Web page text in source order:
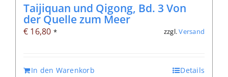
Taijiquan und Qigong, Bd. 3 Von
der Quelle zum Meer
€ 16,80 * zzgl.Versand
In den Warenkorb Details